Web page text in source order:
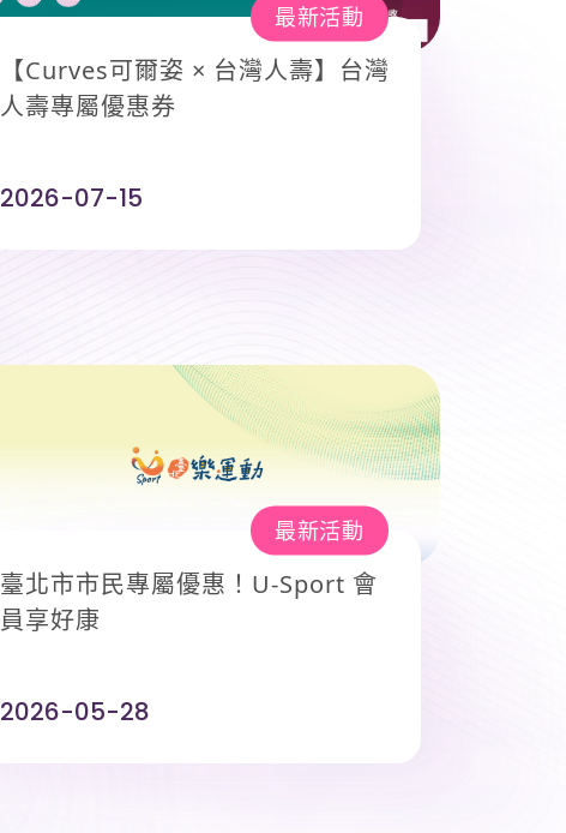
最新活動
【Curves可爾姿 × 台灣人壽】台灣
人壽專屬優惠券
2026-07-15
最新活動
臺北市市民專屬優惠！U-Sport 會
員享好康
2026-05-28